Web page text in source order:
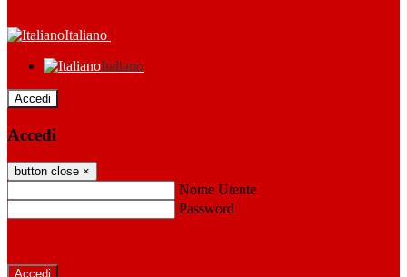
Italiano
Italiano
Accedi
Accedi
button close ×
Nome Utente
Password